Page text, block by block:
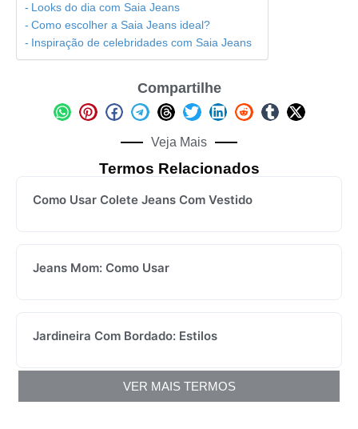
Looks do dia com Saia Jeans
Como escolher a Saia Jeans ideal?
Inspiração de celebridades com Saia Jeans
Compartilhe
Veja Mais
Termos Relacionados
Como Usar Colete Jeans Com Vestido
Jeans Mom: Como Usar
Jardineira Com Bordado: Estilos
VER MAIS TERMOS